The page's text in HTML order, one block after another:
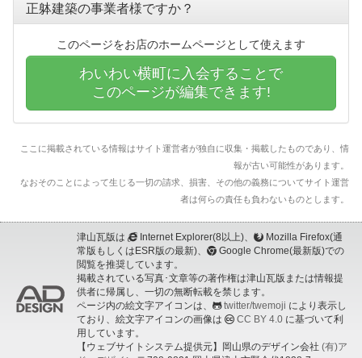
正躰建築の事業者様ですか？
このページをお店のホームページとして使えます
わいわい横町に入会することで
このページが編集できます!
ここに掲載されている情報はサイト運営者が独自に収集・掲載したものであり、情
報が古い可能性があります。
なおそのことによって生じる一切の請求、損害、その他の義務についてサイト運営
者は何らの責任も負わないものとします。
津山瓦版は Internet Explorer(8以上)、
Mozilla Firefox(通
常版もしくはESR版の最新)、
Google Chrome(最新版)での
閲覧を推奨しています。
掲載されている写真･文章等の著作権は津山瓦版または情報提
供者に帰属し、一切の無断転載を禁じます。
ページ内の絵文字アイコンは、
twitter/twemoji により表示し
ており、絵文字アイコンの画像は
CC BY 4.0 に基づいて利
用しています。
【ウェブサイトシステム提供元】岡山県のデザイン会社 (有)ア